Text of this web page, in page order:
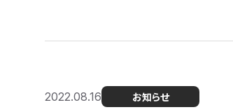
2022.08.16 お知らせ